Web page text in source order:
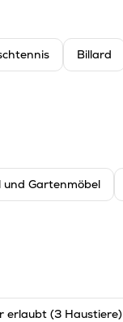
Billard
und Gartenmöbel
erlaubt (3 Haustiere)